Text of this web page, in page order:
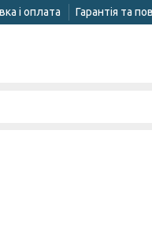
і оплата Гарантія та